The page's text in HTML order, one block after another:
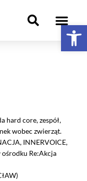
hard core, zespół,
wobec zwierząt.
INNERVOICE,
Re:Akcja